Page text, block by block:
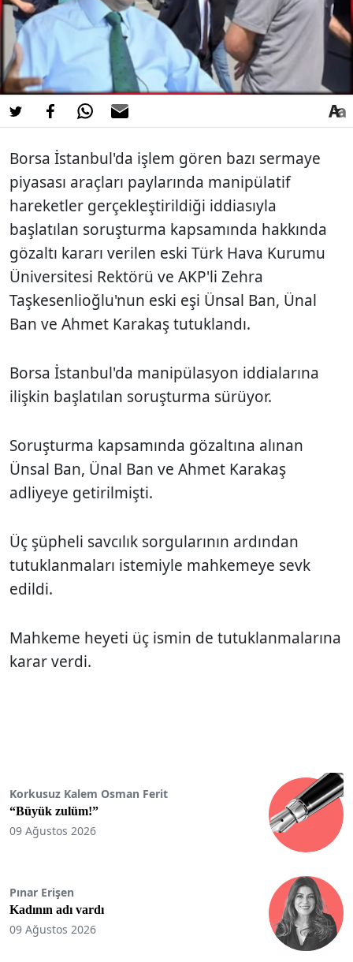
Borsa İstanbul'da işlem gören bazı sermaye
piyasası araçları paylarında manipülatif
hareketler gerçekleştirildiği iddiasıyla
başlatılan soruşturma kapsamında hakkında
gözaltı kararı verilen eski Türk Hava Kurumu
Üniversitesi Rektörü ve AKP'li Zehra
Taşkesenlioğlu'nun eski eşi Ünsal Ban, Ünal
Ban ve Ahmet Karakaş tutuklandı.
Borsa İstanbul'da manipülasyon iddialarına
ilişkin başlatılan soruşturma sürüyor.
Soruşturma kapsamında gözaltına alınan
Ünsal Ban, Ünal Ban ve Ahmet Karakaş
adliyeye getirilmişti.
Üç şüpheli savcılık sorgularının ardından
tutuklanmaları istemiyle mahkemeye sevk
edildi.
Mahkeme heyeti üç ismin de tutuklanmalarına
karar verdi.
Korkusuz Kalem Osman Ferit
“Büyük zulüm!”
09 Ağustos 2026
Pınar Erişen
Kadının adı vardı
09 Ağustos 2026